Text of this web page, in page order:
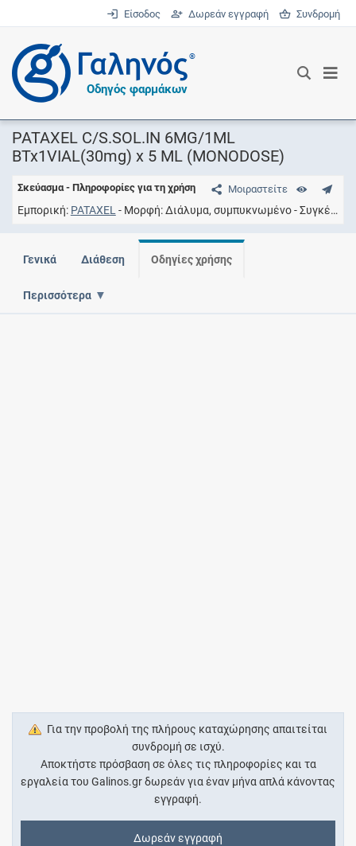
Είσοδος Δωρεάν εγγραφή Συνδρομή
®
Οδηγός φαρμάκων
PATAXEL C/S.SOL.IN 6MG/1ML
BTx1VIAL(30mg) x 5 ML (MONODOSE)
Μοιραστείτε
Σκεύασμα - Πληροφορίες για τη χρήση
Εμπορική PATAXEL Μορφή Διάλυμα, συμπυκνωμένο Συγκέντρωση
Γενικά Διάθεση Οδηγίες χρήσης
Περισσότερα
Για την προβολή της πλήρους καταχώρησης απαιτείται
συνδρομή σε ισχύ.
Αποκτήστε πρόσβαση σε όλες τις πληροφορίες και τα
εργαλεία του Galinos.gr δωρεάν για έναν μήνα απλά κάνοντας
εγγραφή.
Δωρεάν εγγραφή